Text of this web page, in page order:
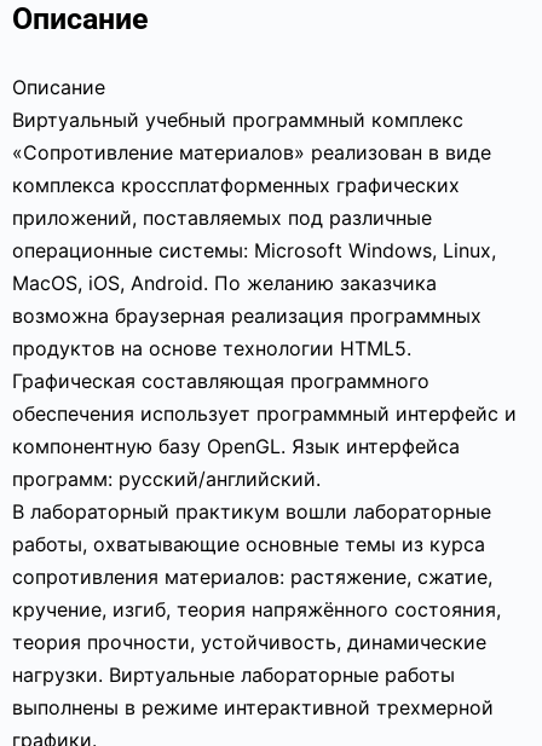
Описание
Описание
Виртуальный учебный программный комплекс
«Сопротивление материалов» реализован в виде
комплекса кроссплатформенных графических
приложений, поставляемых под различные
операционные системы: Microsoft Windows, Linux,
MacOS, iOS, Android. По желанию заказчика
возможна браузерная реализация программных
продуктов на основе технологии HTML5.
Графическая составляющая программного
обеспечения использует программный интерфейс и
компонентную базу OpenGL. Язык интерфейса
программ: русский/английский.
В лабораторный практикум вошли лабораторные
работы, охватывающие основные темы из курса
сопротивления материалов: растяжение, сжатие,
кручение, изгиб, теория напряжённого состояния,
теория прочности, устойчивость, динамические
нагрузки. Виртуальные лабораторные работы
выполнены в режиме интерактивной трехмерной
графики.